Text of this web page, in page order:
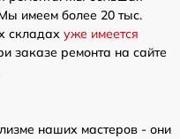
имеем более 20 тыс.
складах уже имеется
заказе ремонта на сайте
наших мастеров - они